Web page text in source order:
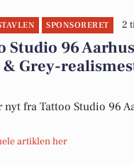
SPONSORERET 2
Studio 96
Grey-
nyt fra Tattoo Studio 96
artiklen her